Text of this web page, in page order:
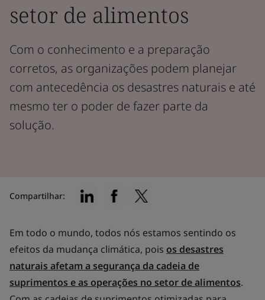
setor de alimentos
Com o conhecimento e a preparação
corretos, as organizações podem planejar
com antecedência os desastres naturais e até
mesmo ter o poder de fazer parte da
solução.
Em todo o mundo, todos nós estamos sentindo os
efeitos da mudança climática, pois os desastres
naturais afetam a segurança da cadeia de
suprimentos e as operações no setor de alimentos.
Compartilhar: